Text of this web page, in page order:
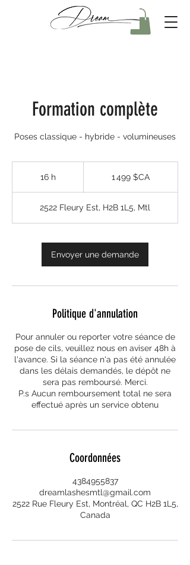
Formation complète
Poses classique - hybride - volumineuses
16 h
canadiens1 499 $CA
2522 Fleury Est, H2B 1L5, Mtl
Envoyer une demande
Politique d'annulation
Pour annuler ou reporter votre séance de
pose de cils, veuillez nous en aviser 48h à
l'avance. Si la séance n'a pas été annulée
dans les délais demandés, le dépôt ne
sera pas remboursé. Merci.
P.s Aucun remboursement total ne sera
effectué après un service obtenu
Coordonnées
4384955837
dreamlashesmtl@gmail.com
2522 Rue Fleury Est, Montréal, QC H2B 1L5,
Canada